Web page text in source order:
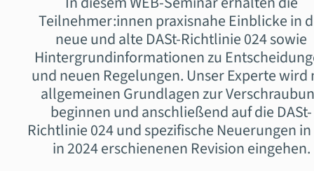
Teilnehmer:innen praxisnahe Einblicke in
neue und alte DASt-Richtlinie 024 sowie
Hintergrundinformationen zu
und neuen Regelungen. Unser Experte wird
allgemeinen Grundlagen zur
beginnen und anschließend auf die DASt-
Richtlinie 024 und spezifische Neuerungen
in 2024 erschienenen Revision eingehen.